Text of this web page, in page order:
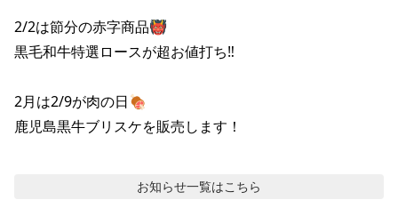
2/2は節分の赤字商品👹
黒毛和牛特選ロースが超お値打ち‼
2月は2/9が肉の日🍖
鹿児島黒牛ブリスケを販売します！
お知らせ一覧はこちら